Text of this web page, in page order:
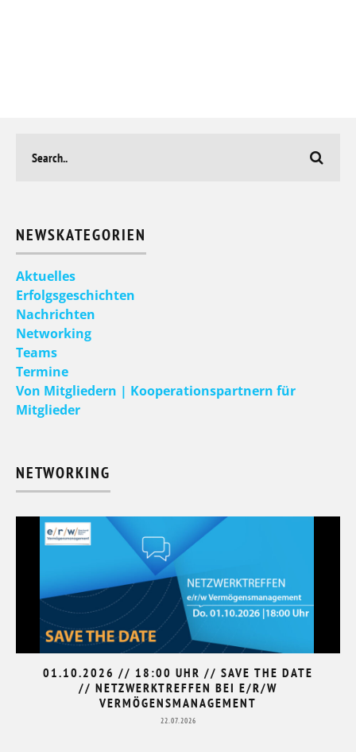
NEWSKATEGORIEN
Aktuelles
Erfolgsgeschichten
Nachrichten
Networking
Teams
Termine
Von Mitgliedern | Kooperationspartnern für
Mitglieder
NETWORKING
01.10.2026 // 18:00 UHR // SAVE THE DATE
// NETZWERKTREFFEN BEI E/R/W
VERMÖGENSMANAGEMENT
22.07.2026